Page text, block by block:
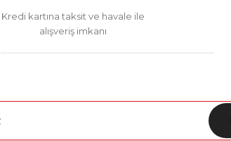
Kredi kartına taksit ve havale ile
alışveriş imkanı